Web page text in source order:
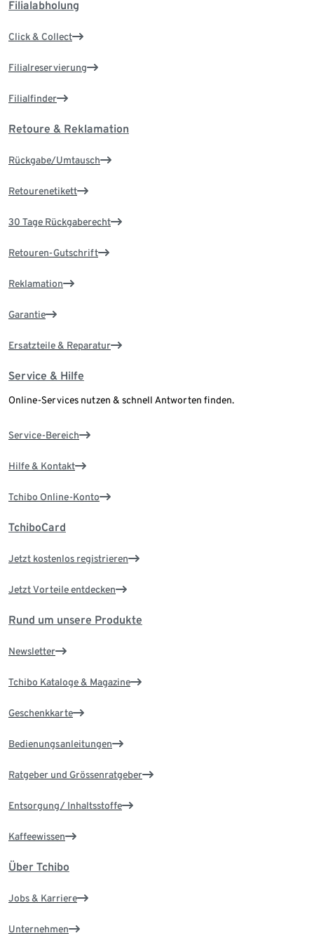
Filialabholung
Click & Collect
Filialreservierung
Filialfinder
Retoure & Reklamation
Rückgabe/Umtausch
Retourenetikett
30 Tage Rückgaberecht
Retouren-Gutschrift
Reklamation
Garantie
Ersatzteile & Reparatur
Service & Hilfe
Online-Services nutzen & schnell Antworten finden.
Service-Bereich
Hilfe & Kontakt
Tchibo Online-Konto
TchiboCard
Jetzt kostenlos registrieren
Jetzt Vorteile entdecken
Rund um unsere Produkte
Newsletter
Tchibo Kataloge & Magazine
Geschenkkarte
Bedienungsanleitungen
Ratgeber und Grössenratgeber
Entsorgung/ Inhaltsstoffe
Kaffeewissen
Über Tchibo
Jobs & Karriere
Unternehmen